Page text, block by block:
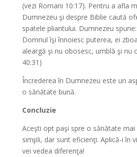
(vezi Romani 10:17). Pentru a afla
Dumnezeu şi despre Biblie caută
spatele pliantului. Dumnezeu
Domnul îşi înnoiesc puterea, ei
aleargă şi nu obosesc, umblă şi nu
40:31)
Încrederea în Dumnezeu este un
o sănătate bună.
Concluzie
Aceşti opt paşi spre o sănătate
simpli, dar sunt eficienţi. Aplică-i în
vei vedea diferenţa!